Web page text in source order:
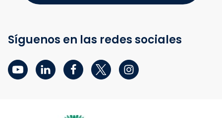
Síguenos en las redes sociales